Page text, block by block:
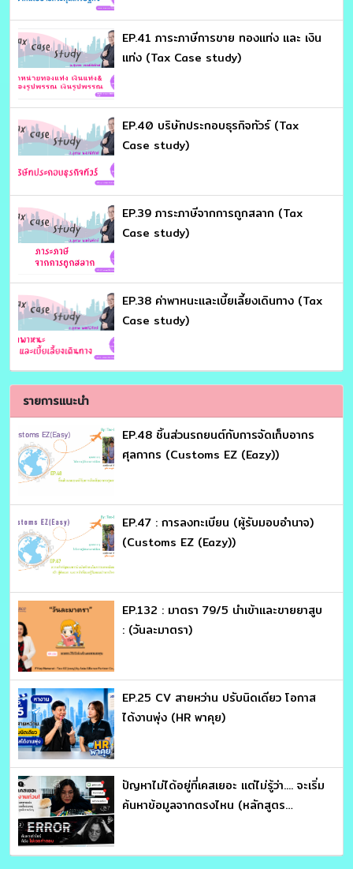
EP.41 ภาระภาษีการขาย ทองแท่ง และ เงิน
แท่ง (Tax Case study)
EP.40 บริษัทประกอบธุรกิจทัวร์ (Tax
Case study)
EP.39 ภาระภาษีจากการถูกสลาก (Tax
Case study)
EP.38 ค่าพาหนะและเบี้ยเลี้ยงเดินทาง (Tax
Case study)
รายการแนะนำ
EP.48 ชิ้นส่วนรถยนต์กับการจัดเก็บอากร
ศุลกากร (Customs EZ (Eazy))
EP.47 : การลงทะเบียน (ผู้รับมอบอำนาจ)
(Customs EZ (Eazy))
EP.132 : มาตรา 79/5 นำเข้าและขายยาสูบ
: (วันละมาตรา)
EP.25 CV สายหว่าน ปรับนิดเดียว โอกาส
ได้งานพุ่ง (HR พาคุย)
ปัญหาไม่ได้อยู่ที่เคสเยอะ แต่ไม่รู้ว่า.... จะเริ่ม
ค้นหาข้อมูลจากตรงไหน (หลักสูตร